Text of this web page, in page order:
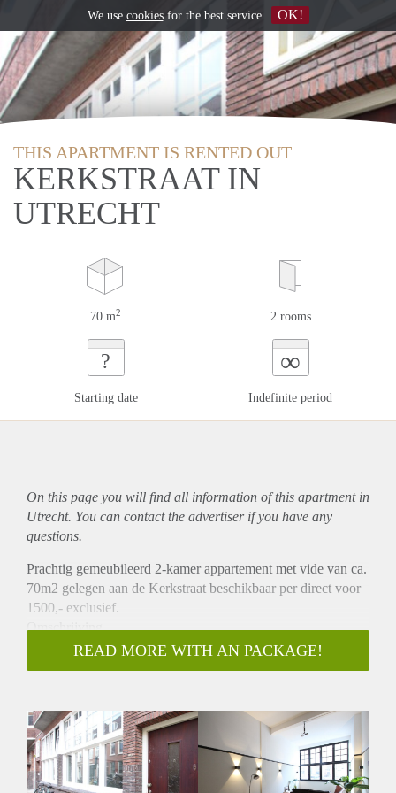
THIS APARTMENT IS RENTED OUT
KERKSTRAAT IN
UTRECHT
70 m2 2 rooms
?
Starting date
∞
Indefinite period
On this page you will find all information of this apartmentin
Utrecht. You can contact the advertiser if you have any
questions.
Prachtig gemeubileerd 2-kamer appartement met vide van ca.
70m2 gelegen aan de Kerkstraat beschikbaar per direct voor
1500,- exclusief.
Omschrijving
Dit prachtige appartement is gelegen op een prachtige locatie
en kenmerk zich door een hoog plafond. Bij de entree heeft u
achter bevindt zich nog een afsluitbare kamer van ca. 7m2
die gebruikt kan worden als slaapkamer of kledingkamer.
Middels een trap in de woonkamer gaat u naar de vidé van
ca. 17m2 die perfect gebruikt kan worden als slaapgedeelte.
READ MORE WITH AN PACKAGE!
We use cookiesfor the best service OK!